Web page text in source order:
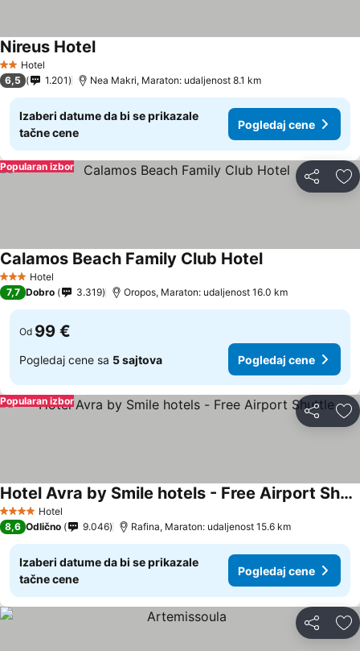
2 Zvezdice
Hotel
Nireus Hotel
6,5 1.201 Nea Makri, Maraton: udaljenost 8.1 km
Izaberi datume da bi se prikazale
tačne cene
Pogledaj cene
Deli
Popularan izbor
3 Zvezdice
Hotel
Calamos Beach Family Club Hotel
7,7 Dobro 3.319 Oropos, Maraton: udaljenost 16.0 km
Od 99 €
Pogledaj cene sa 5 sajtova Pogledaj cene
Deli
Popularan izbor
4 ZvezdiceHotel
Hotel Avra by Smile hotels - Free Airport Shuttle
8,6 Odlično 9.046 Rafina, Maraton: udaljenost 15.6 km
Izaberi datume da bi se prikazale
tačne cene
Pogledaj cene
Deli